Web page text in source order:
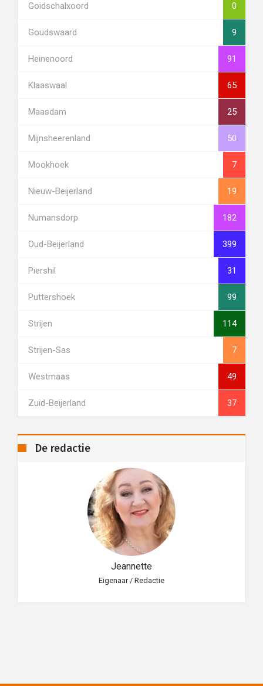
Goidschalxoord 0
Goudswaard 9
Heinenoord 91
Klaaswaal 65
Maasdam 25
Mijnsheerenland 50
Mookhoek 7
Nieuw-Beijerland 19
Numansdorp 182
Oud-Beijerland 399
Piershil 31
Puttershoek 99
Strijen 114
Strijen-Sas 7
Westmaas 49
Zuid-Beijerland 37
De redactie
Jeannette
Eigenaar / Redactie